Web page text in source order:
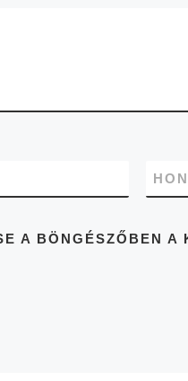
A BÖNGÉSZŐBEN A